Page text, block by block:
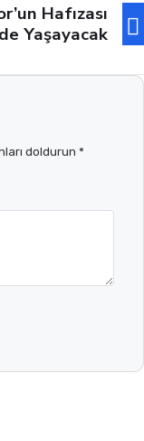
Hafızası
Yaşayacak
doldurun *